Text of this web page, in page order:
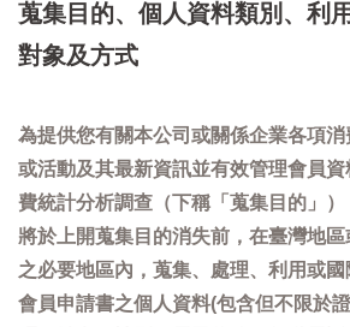
蒐集目的、個人資料類別、利
對象及方式
為提供您有關本公司或關係企業各項
或活動及其最新資訊並有效管理會員
費統計分析調查（下稱「蒐集目的」
將於上開蒐集目的消失前，在臺灣地
之必要地區內，蒐集、處理、利用或
會員申請書之個人資料(包含但不限於